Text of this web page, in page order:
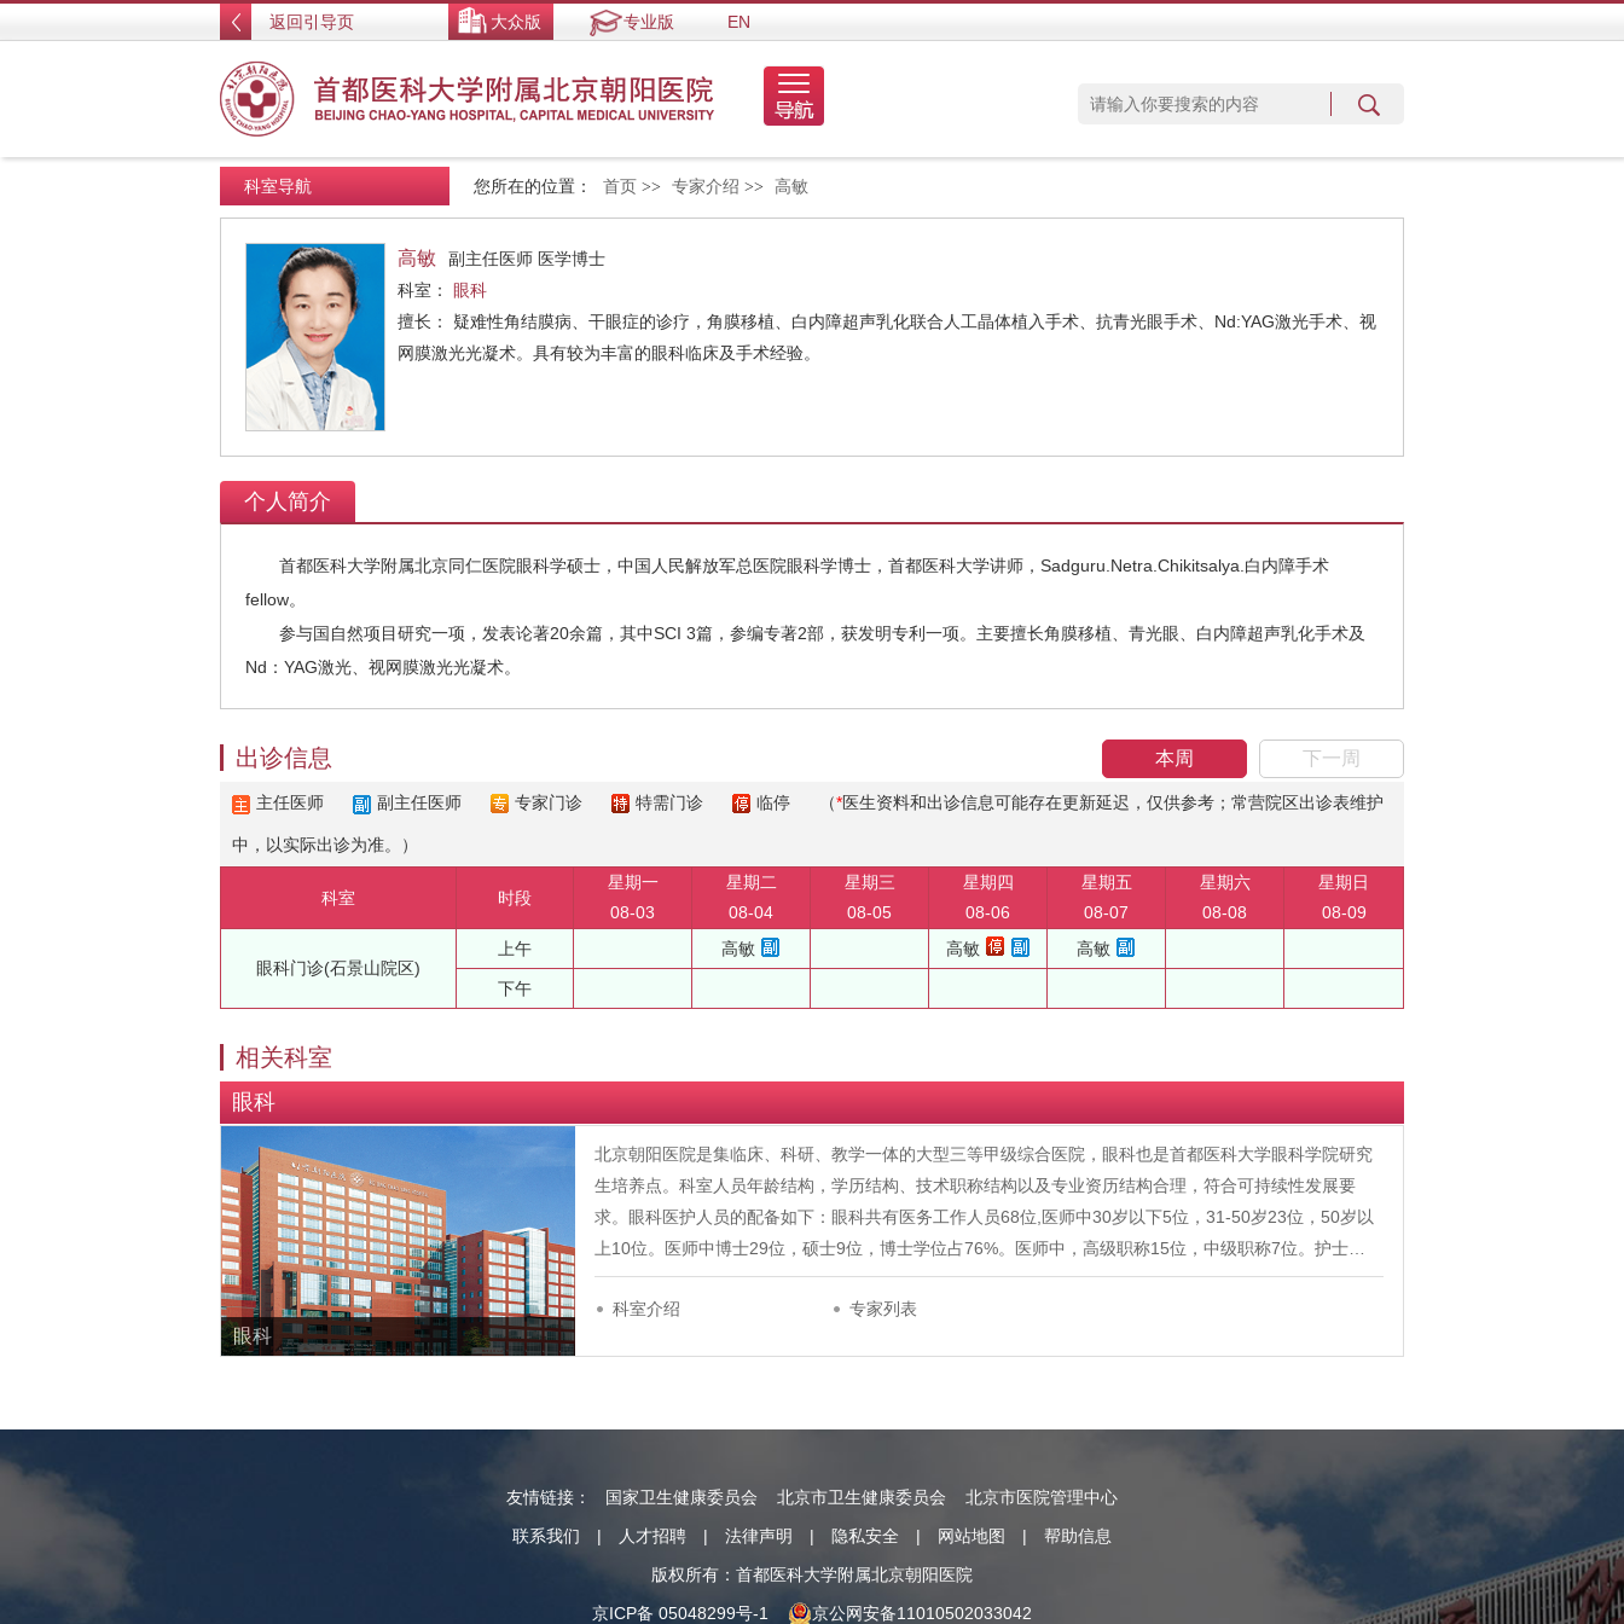
返回引导页 大众版 专业版 EN
您所在的位置： 首页 >> 专家介绍 >> 高敏
科室导航
高敏
副主任医师 医学博士
科室： 眼科
擅长： 疑难性角结膜病、干眼症的诊疗，角膜移植、白内障超声乳化联合人工晶体植入手术、抗青光眼手术、Nd:YAG激光手术、视
网膜激光光凝术。具有较为丰富的眼科临床及手术经验。
个人简介
首都医科大学附属北京同仁医院眼科学硕士，中国人民解放军总医院眼科学博士，首都医科大学讲师，Sadguru.Netra.Chikitsalya.白内障手术
fellow。
参与国自然项目研究一项，发表论著20余篇，其中SCI 3篇，参编专著2部，获发明专利一项。主要擅长角膜移植、青光眼、白内障超声乳化手术及
Nd：YAG激光、视网膜激光光凝术。
本周 下一周
出诊信息
主任医师 副主任医师 专家门诊 特需门诊 临停 （*医生资料和出诊信息可能存在更新延迟，仅供参考；常营院区出诊表维护
中，以实际出诊为准。）
科室 时段
星期一
08-03
星期二
08-04
星期三
08-05
星期四
08-06
星期五
08-07
星期六
08-08
星期日
08-09
眼科门诊(石景山院区)
上午 高敏 高敏 高敏
下午
相关科室
眼科
眼科
北京朝阳医院是集临床、科研、教学一体的大型三等甲级综合医院，眼科也是首都医科大学眼科学院研究
生培养点。科室人员年龄结构，学历结构、技术职称结构以及专业资历结构合理，符合可持续性发展要
求。眼科医护人员的配备如下：眼科共有医务工作人员68位,医师中30岁以下5位，31-50岁23位，50岁以
上10位。医师中博士29位，硕士9位，博士学位占76%。医师中，高级职称15位，中级职称7位。护士…
科室介绍 专家列表
友情链接： 国家卫生健康委员会 北京市卫生健康委员会
北京市医院管理中心
联系我们
| 人才招聘 | 法律声明 | 隐私安全 | 网站地图 |
帮助信息
版权所有：首都医科大学附属北京朝阳医院
京ICP备 05048299号-1
京公网安备11010502033042